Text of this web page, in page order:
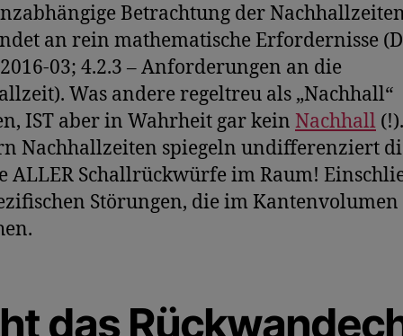
Betrachtung der
an rein mathematische Erfordernisse
03; 4.2.3 – Anforderungen an die
Was andere regeltreu als „Nachhall“
IST aber in Wahrheit gar kein Nachhall (!).
Nachhallzeiten spiegeln undifferenziert
ALLER Schallrückwürfe im Raum!
Störungen, die im Kantenvolumen
das